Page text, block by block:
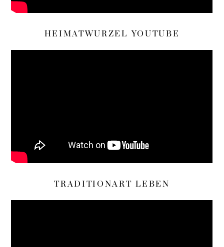
HEIMATWURZEL YOUTUBE
TRADITIONART LEBEN